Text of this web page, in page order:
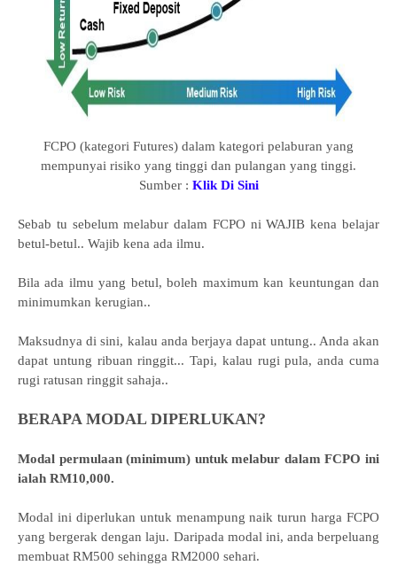
FCPO (kategori Futures) dalam kategori pelaburan yang
mempunyai risiko yang tinggi dan pulangan yang tinggi.
Sumber : Klik Di Sini
Sebab tu sebelum melabur dalam FCPO ni WAJIB kena belajar
betul-betul.. Wajib kena ada ilmu.
Bila ada ilmu yang betul, boleh maximum kan keuntungan dan
minimumkan kerugian..
Maksudnya di sini, kalau anda berjaya dapat untung.. Anda akan
dapat untung ribuan ringgit... Tapi, kalau rugi pula, anda cuma
rugi ratusan ringgit sahaja..
BERAPA MODAL DIPERLUKAN?
Modal permulaan (minimum) untuk melabur dalam FCPO ini
ialah RM10,000.
Modal ini diperlukan untuk menampung naik turun harga FCPO
yang bergerak dengan laju. Daripada modal ini, anda berpeluang
membuat RM500 sehingga RM2000 sehari.